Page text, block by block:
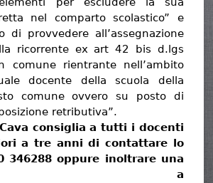
nel comparto scolastico” e
di provvedere all’assegnazione
ricorrente ex art 42 bis d.lgs
comune rientrante nell’ambito
docente della scuola della
comune ovvero su posto di
retributiva”.
Cava consiglia a tutti i docenti
a tre anni di contattare lo
346288 oppure inoltrare una
a